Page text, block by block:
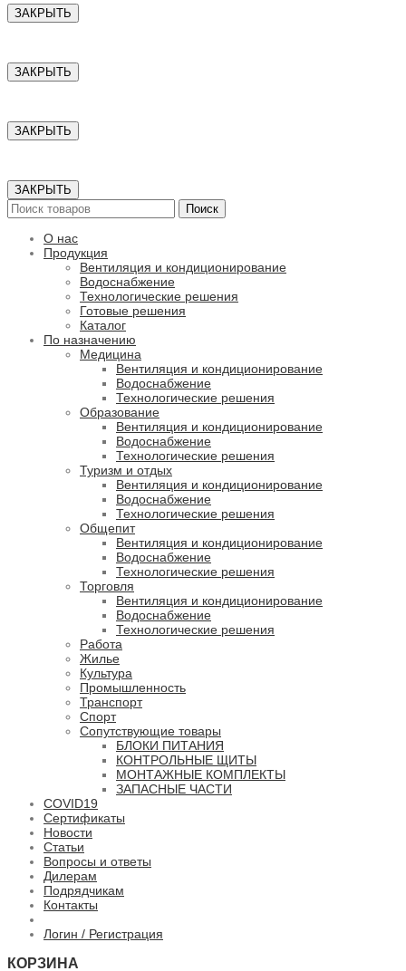
ЗАКРЫТЬ
ЗАКРЫТЬ
ЗАКРЫТЬ
ЗАКРЫТЬ
Поиск
О нас
Продукция
Вентиляция и кондиционирование
Водоснабжение
Технологические решения
Готовые решения
Каталог
По назначению
Медицина
Вентиляция и кондиционирование
Водоснабжение
Технологические решения
Образование
Вентиляция и кондиционирование
Водоснабжение
Технологические решения
Туризм и отдых
Вентиляция и кондиционирование
Водоснабжение
Технологические решения
Общепит
Вентиляция и кондиционирование
Водоснабжение
Технологические решения
Торговля
Вентиляция и кондиционирование
Водоснабжение
Технологические решения
Работа
Жилье
Культура
Промышленность
Транспорт
Спорт
Сопутствующие товары
БЛОКИ ПИТАНИЯ
КОНТРОЛЬНЫЕ ЩИТЫ
МОНТАЖНЫЕ КОМПЛЕКТЫ
ЗАПАСНЫЕ ЧАСТИ
COVID19
Сертификаты
Новости
Статьи
Вопросы и ответы
Дилерам
Подрядчикам
Контакты
Логин / Регистрация
КОРЗИНА